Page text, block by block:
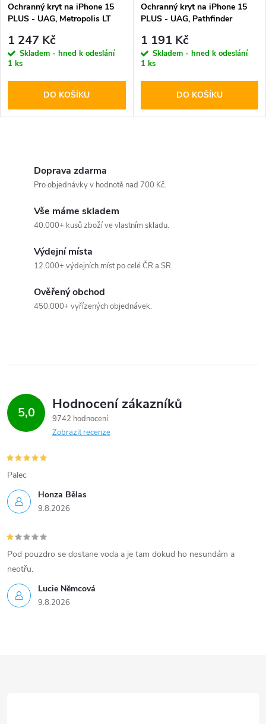
Ochranný kryt na iPhone 15
PLUS - UAG, Metropolis LT
1 247 Kč
Skladem - hned k odeslání
1 ks
DO KOŠÍKU
Ochranný kryt na iPhone 15
PLUS - UAG, Pathfinder
1 191 Kč
Skladem - hned k odeslání
1 ks
DO KOŠÍKU
r
v
k
v
ý
p
i
s
u
Doprava zdarma
Pro objednávky v hodnotě nad 700 Kč.
Vše máme skladem
40.000+ kusů zboží ve vlastním skladu.
Výdejní místa
12.000+ výdejních míst po celé ČR a SR.
Ověřený obchod
450.000+ vyřízených objednávek.
5,0 Hodnocení zákazníků
9742 hodnocení
Zobrazit recenze
Honza Bělas
9.8.2026
Palec
Lucie Nĕmcová
9.8.2026
Pod pouzdro se dostane voda a je tam dokud ho nesundám a
neotřu.